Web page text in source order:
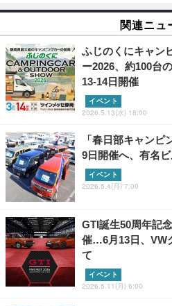
関連ニュ
ふじのくにキャン
ー2026、約100台
13‐14日開催
イベント
2026.5.13(水) 18:00
「春日部キャン
9日開催へ、有名
イベント
2026.5.4(月) 7:00
GTI誕生50周年記
催…6月13日、VW
て
イベント
2026.5.11(月) 6:00